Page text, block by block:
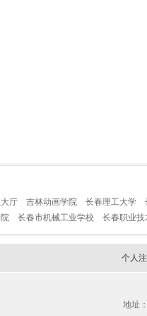
厅 吉林动画学院 长春理工大学
长春市机械工业学校 长春职业技
个人
地址